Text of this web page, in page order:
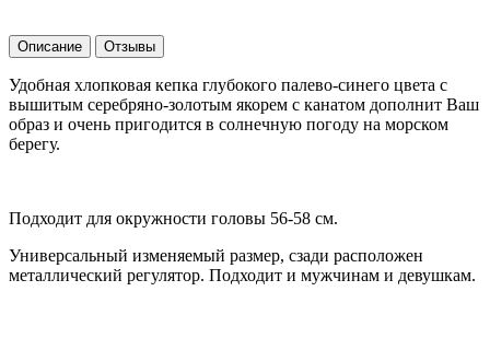
Описание Отзывы
Удобная хлопковая кепка глубокого палево-синего цвета с
вышитым серебряно-золотым якорем с канатом дополнит Ваш
образ и очень пригодится в солнечную погоду на морском
берегу.
Подходит для окружности головы 56-58 см.
Универсальный изменяемый размер, сзади расположен
металлический регулятор. Подходит и мужчинам и девушкам.